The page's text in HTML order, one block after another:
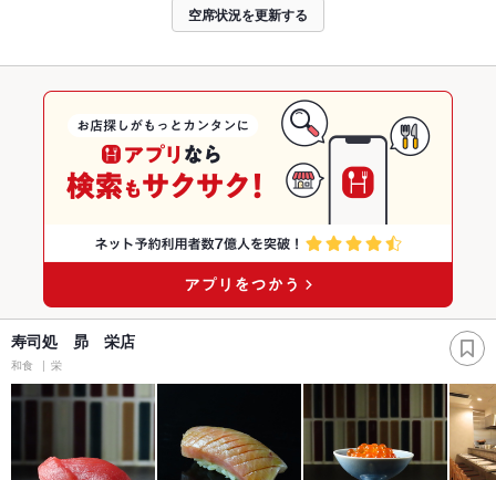
空席状況を更新する
寿司処 昴 栄店
和食 栄